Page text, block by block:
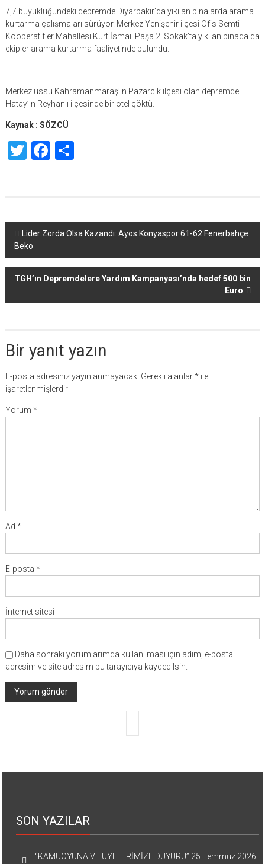
7,7 büyüklüğündeki depremde Diyarbakır’da yıkılan binalarda arama
kurtarma çalışmaları sürüyor. Merkez Yenişehir ilçesi Ofis Semti
Kooperatifler Mahallesi Kurt İsmail Paşa 2. Sokak’ta yıkılan binada da
ekipler arama kurtarma faaliyetinde bulundu.
Merkez üssü Kahramanmaraş’ın Pazarcık ilçesi olan depremde
Hatay’ın Reyhanlı ilçesinde bir otel çöktü.
Kaynak : SÖZCÜ
TwitterFacebook
Share
Yazı
dolaşımı
Lider Zorda Olsa Kazandı: Ayos Konyaspor 61-62 Fenerbahçe
Beko
TGH’ın Depremdelere Yardım Kampanyası’nda hedef 500 bin
Euro
Bir yanıt yazın
E-posta adresiniz yayınlanmayacak. Gerekli alanlar*ile
işaretlenmişlerdir
Yorum *
Ad *
E-posta *
İnternet sitesi
Daha sonraki yorumlarımda kullanılması için adım, e-posta
adresim ve site adresim bu tarayıcıya kaydedilsin.
SON YAZILAR
“KAMUOYUNA VE ÜYELERİMİZE DUYURU” 25 Temmuz 2026